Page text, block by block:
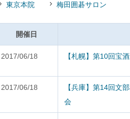
東京本院
梅田囲碁サロン
開催日
2017/06/18 【札幌】第10回宝
2017/06/18
【兵庫】第14回
会